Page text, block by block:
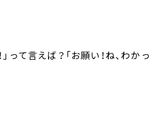
って言えば？「お願い！ね、わかっ